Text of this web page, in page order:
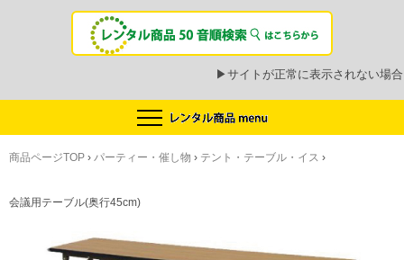
▶サイトが正常に表示されない場合
商品ページTOP › パーティー・催し物 › テント・テーブル・イス ›
会議用テーブル(奥行45cm)